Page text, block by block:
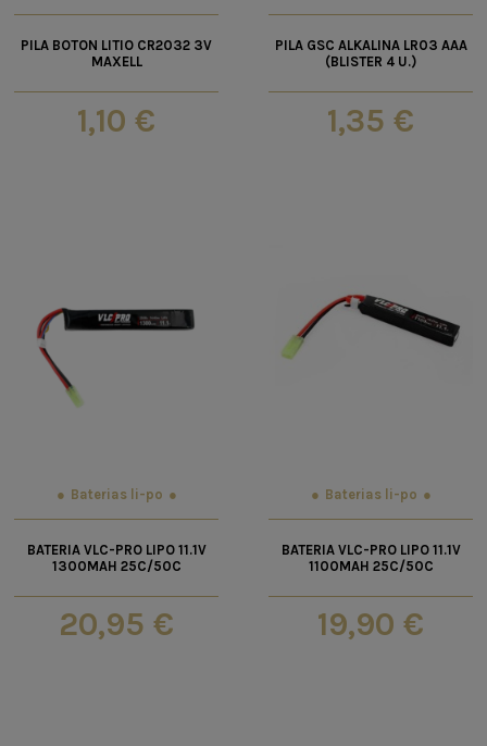
PILA BOTON LITIO CR2032 3V
MAXELL
1,10 €
PILA GSC ALKALINA LR03 AAA
(BLISTER 4 U.)
1,35 €
Baterias li-po
BATERIA VLC-PRO LIPO 11.1V
1300MAH 25C/50C
20,95 €
Baterias li-po
BATERIA VLC-PRO LIPO 11.1V
1100MAH 25C/50C
19,90 €